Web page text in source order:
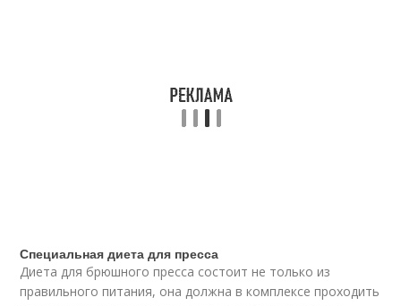
Специальная диета для пресса
Диета для брюшного пресса состоит не только из
правильного питания, она должна в комплексе проходить